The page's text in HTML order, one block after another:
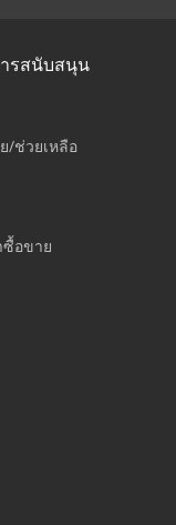
รสนับสนุน
/ช่วยเหลือ
อขาย